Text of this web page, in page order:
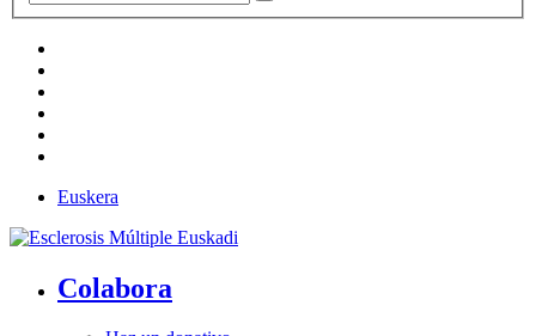
Euskera
Colabora